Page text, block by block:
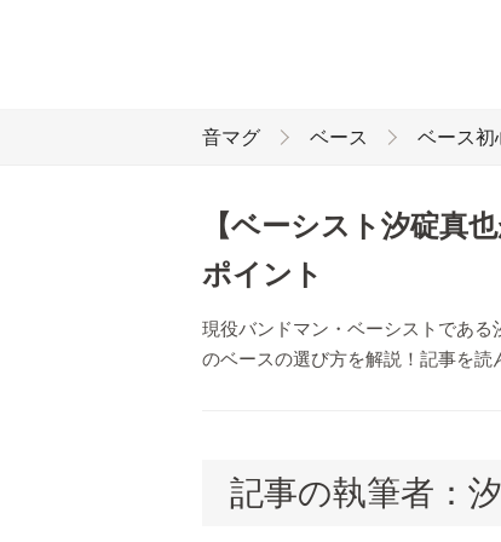
音マグ ベース ベース初
【ベーシスト汐碇真
ポイント
現役バンドマン・ベーシストであ
のベースの選び方を解説！記事を読
記事の執筆者：